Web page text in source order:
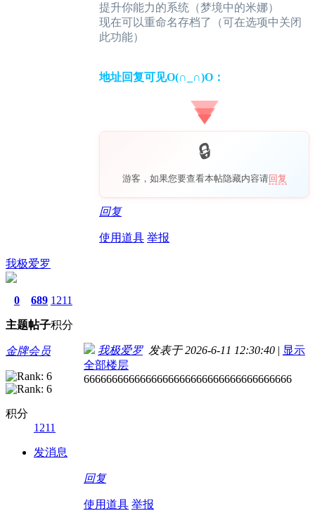
提升你能力的系统（梦境中的米娜）
现在可以重命名存档了（可在选项中关闭
此功能）
地址回复可见O(∩_∩)O：
游客，如果您要查看本帖隐藏内容请回复
回复
使用道具 举报
我极爱罗
0
主题
689
帖子
1211
积分
金牌会员
积分
1211
发消息
我极爱罗发表于 2026-6-11 12:30:40 | 显示
全部楼层
6666666666666666666666666666666666666
回复
使用道具 举报